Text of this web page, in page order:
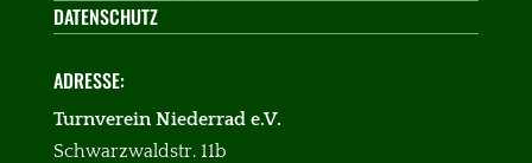
DATENSCHUTZ
ADRESSE:
Turnverein Niederrad e.V.
Schwarzwaldstr. 11b